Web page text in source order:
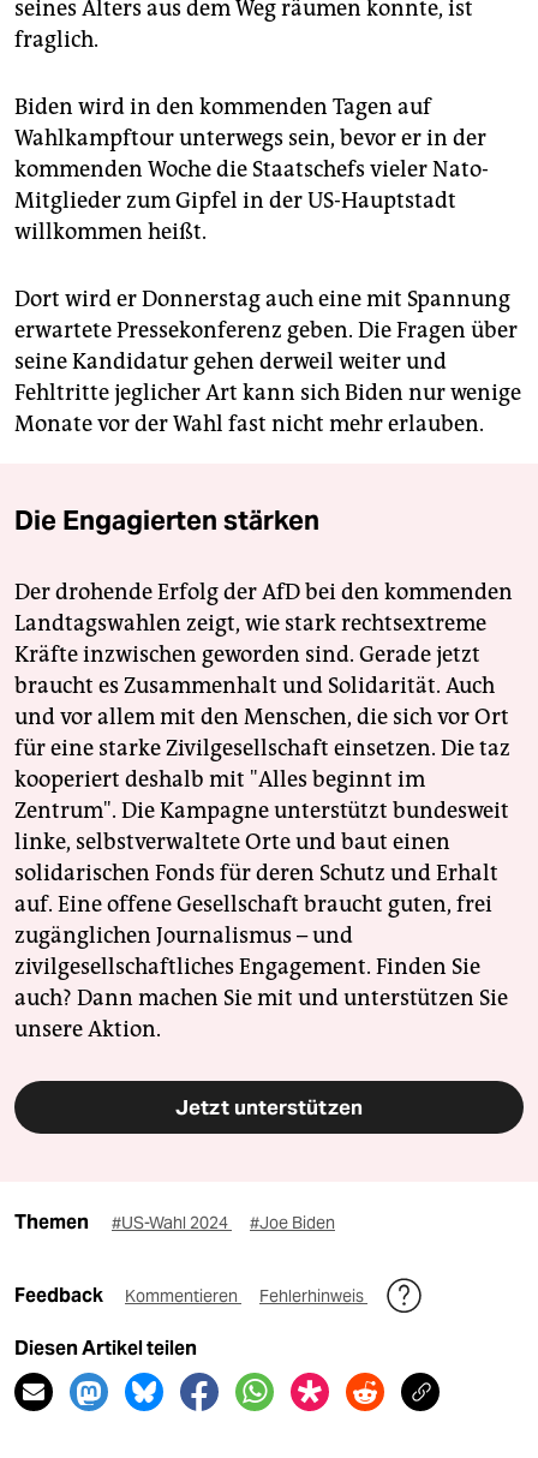
seines Alters aus dem Weg räumen konnte, ist
fraglich.
Biden wird in den kommenden Tagen auf
Wahlkampftour unterwegs sein, bevor er in der
kommenden Woche die Staatschefs vieler Nato-
Mitglieder zum Gipfel in der US-Hauptstadt
willkommen heißt.
Dort wird er Donnerstag auch eine mit Spannung
erwartete Pressekonferenz geben. Die Fragen über
seine Kandidatur gehen derweil weiter und
Fehltritte jeglicher Art kann sich Biden nur wenige
Monate vor der Wahl fast nicht mehr erlauben.
Die Engagierten stärken
Der drohende Erfolg der AfD bei den kommenden
Landtagswahlen zeigt, wie stark rechtsextreme
Kräfte inzwischen geworden sind. Gerade jetzt
braucht es Zusammenhalt und Solidarität. Auch
und vor allem mit den Menschen, die sich vor Ort
für eine starke Zivilgesellschaft einsetzen. Die taz
kooperiert deshalb mit "Alles beginnt im
Zentrum". Die Kampagne unterstützt bundesweit
linke, selbstverwaltete Orte und baut einen
solidarischen Fonds für deren Schutz und Erhalt
auf. Eine offene Gesellschaft braucht guten, frei
zugänglichen Journalismus – und
zivilgesellschaftliches Engagement. Finden Sie
auch? Dann machen Sie mit und unterstützen Sie
unsere Aktion.
Jetzt unterstützen
Themen #US-Wahl 2024 #Joe Biden
Feedback Kommentieren Fehlerhinweis
Diesen Artikel teilen